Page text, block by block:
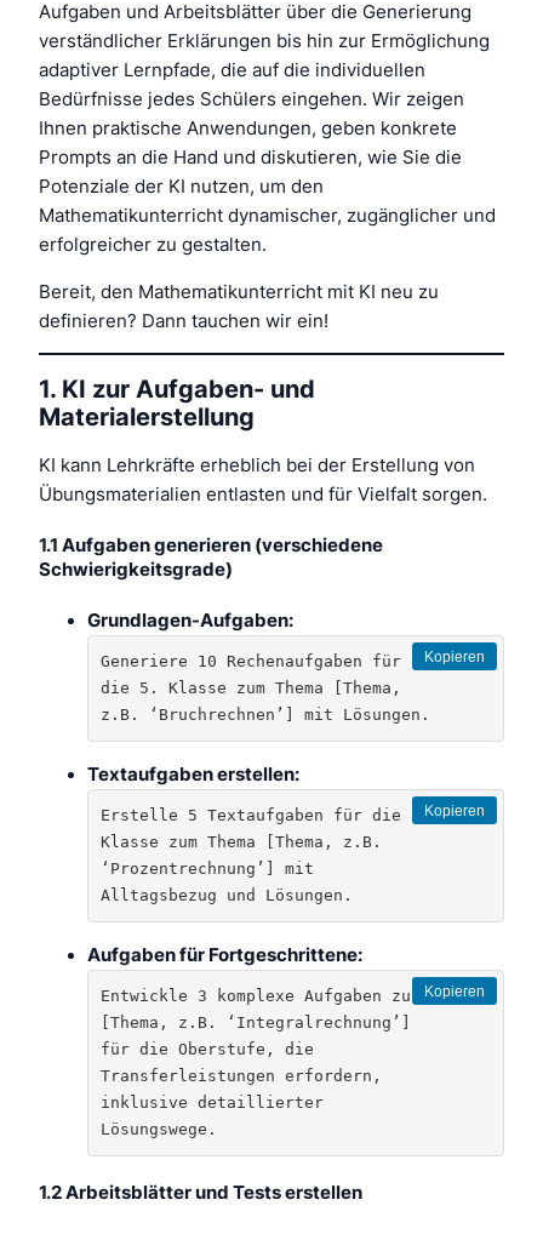
Aufgaben und Arbeitsblätter über die Generierung
verständlicher Erklärungen bis hin zur Ermöglichung
adaptiver Lernpfade, die auf die individuellen
Bedürfnisse jedes Schülers eingehen. Wir zeigen
Ihnen praktische Anwendungen, geben konkrete
Prompts an die Hand und diskutieren, wie Sie die
Potenziale der KI nutzen, um den
Mathematikunterricht dynamischer, zugänglicher und
erfolgreicher zu gestalten.
Bereit, den Mathematikunterricht mit KI neu zu
definieren? Dann tauchen wir ein!
1. KI zur Aufgaben- und
Materialerstellung
KI kann Lehrkräfte erheblich bei der Erstellung von
Übungsmaterialien entlasten und für Vielfalt sorgen.
1.1 Aufgaben generieren (verschiedene
Schwierigkeitsgrade)
Grundlagen-Aufgaben:
Generiere 10 Rechenaufgaben für
die 5. Klasse zum Thema [Thema,
z.B. ‘Bruchrechnen’] mit Lösungen.
Kopieren
Textaufgaben erstellen:
Erstelle 5 Textaufgaben für die 8.
Klasse zum Thema [Thema, z.B.
‘Prozentrechnung’] mit
Alltagsbezug und Lösungen.
Kopieren
Aufgaben für Fortgeschrittene:
Entwickle 3 komplexe Aufgaben zur
[Thema, z.B. ‘Integralrechnung’]
für die Oberstufe, die
Transferleistungen erfordern,
inklusive detaillierter
Lösungswege.
Kopieren
1.2 Arbeitsblätter und Tests erstellen